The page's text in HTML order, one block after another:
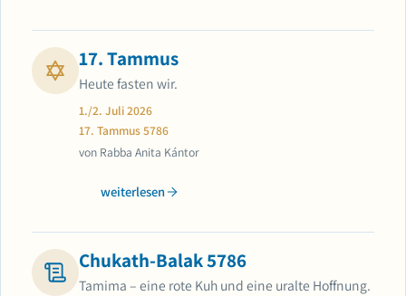
17. Tammus
Heute fasten wir.
1./2. Juli 2026
17. Tammus 5786
von Rabba Anita Kántor
weiterlesen
Chukath-Balak 5786
Tamima – eine rote Kuh und eine uralte Hoffnung.